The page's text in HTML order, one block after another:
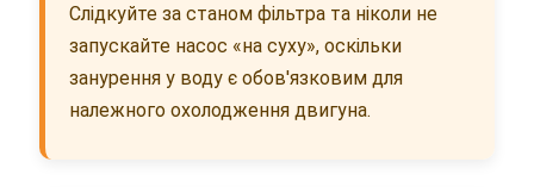
Слідкуйте за станом фільтра та ніколи не
запускайте насос «на суху», оскільки
занурення у воду є обов'язковим для
належного охолодження двигуна.